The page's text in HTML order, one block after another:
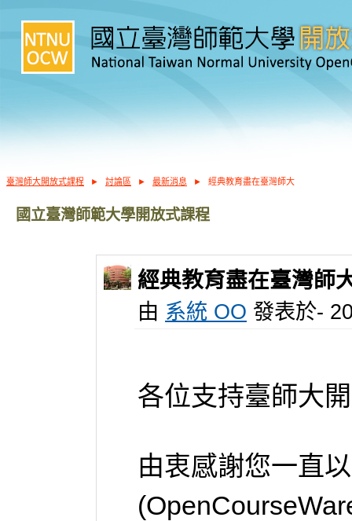
臺灣師大開放式課程 ► 討論區 ► 最新消息 ► 經典教育盡在臺灣師大
國立臺灣師範大學開放式課程
經典教育盡在臺灣師
由 系統 OO 發表於-
各位支持臺師大
由衷感謝您一直